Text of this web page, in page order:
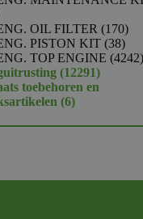
OIL FILTER 170170
PISTON KIT 3838
TOP ENGINE 4242
1229112291
toebehoren en
66